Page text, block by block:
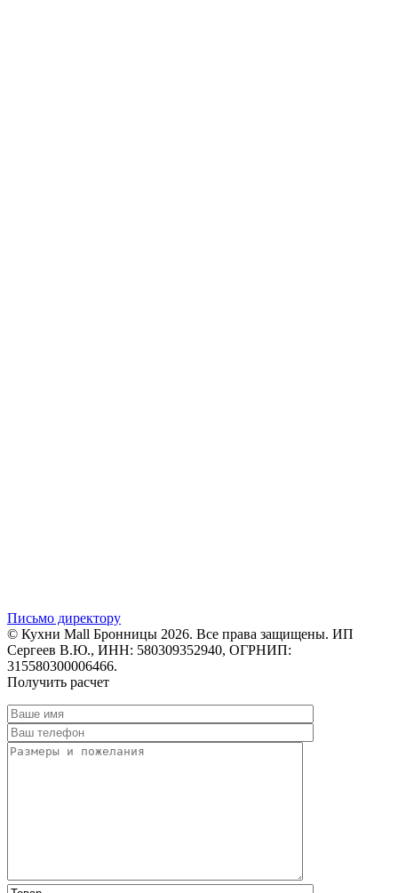
Письмо директору
© Кухни Mall Бронницы 2026. Все права защищены. ИП
Сергеев В.Ю., ИНН: 580309352940, ОГРНИП:
315580300006466.
Получить расчет